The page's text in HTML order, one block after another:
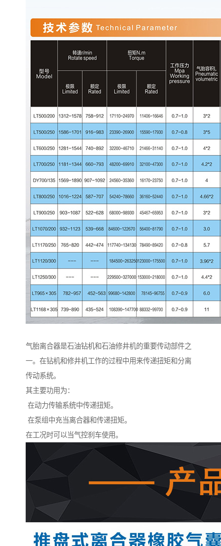
气胎离合器是石油钻机和石油修井机的重要传动部件之
一。在钻机和修井机工作的过程中用来传递扭矩和分离
传动系统。
其主要功用为：
在动力传输系统中传递扭矩。
在泵组中充当离合器和传递扭矩。
在工况时可以当气控刹车使用。